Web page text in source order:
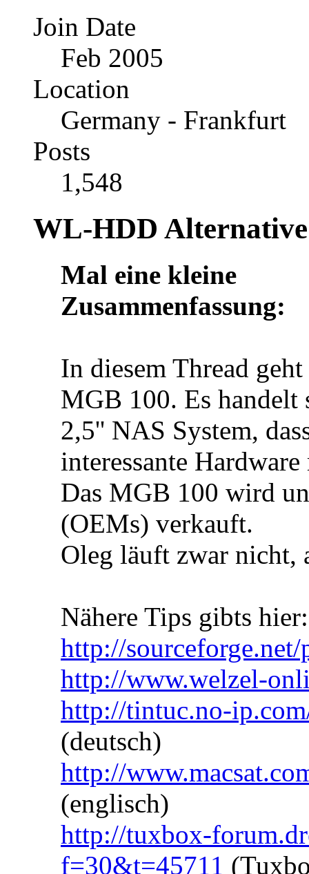
Join Date
Feb 2005
Location
Germany - Frankfurt
Posts
1,548
WL-HDD
Mal eine kleine
Zusammenfassung:
In diesem Thread
MGB 100. Es handelt
2,5'' NAS System,
interessante
Das MGB 100 wird
(OEMs) verkauft.
Oleg läuft zwar nicht,
Nähere Tips gibts hier:
http://
http://www.welzel-
http://tintuc.no-
(deutsch)
http://
(englisch)
http://tuxbox-
f=30&t=45711